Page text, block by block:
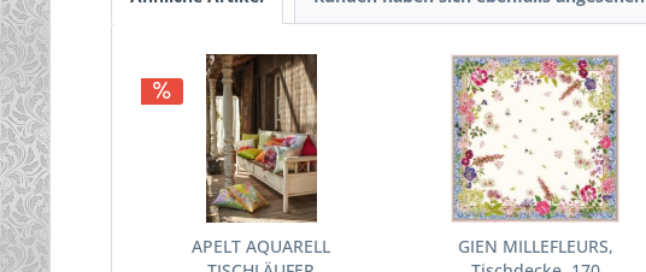
APELT AQUARELL
GIEN MILLEFLEURS,